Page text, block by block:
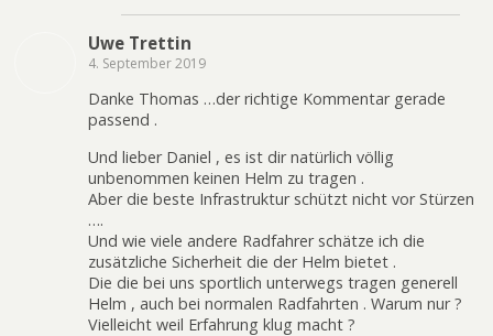
Uwe Trettin
4. September 2019
Danke Thomas …der richtige Kommentar gerade
passend .
Und lieber Daniel , es ist dir natürlich völlig
unbenommen keinen Helm zu tragen .
Aber die beste Infrastruktur schützt nicht vor Stürzen
….
Und wie viele andere Radfahrer schätze ich die
zusätzliche Sicherheit die der Helm bietet .
Die die bei uns sportlich unterwegs tragen generell
Helm , auch bei normalen Radfahrten . Warum nur ?
Vielleicht weil Erfahrung klug macht ?